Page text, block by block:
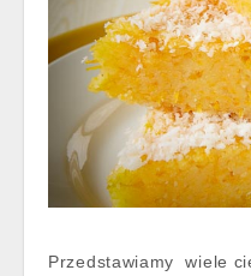
Przedstawiamy wiele